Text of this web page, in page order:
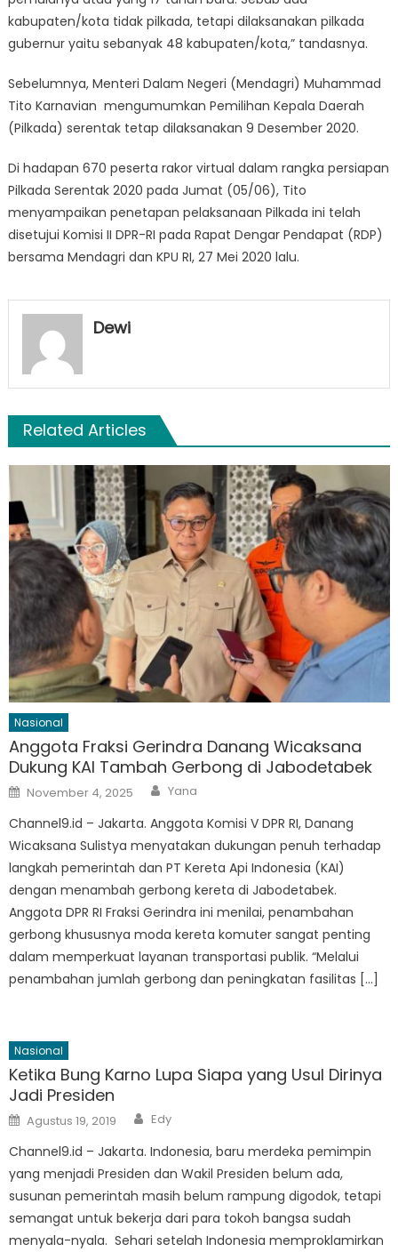
kabupaten/kota tidak pilkada, tetapi dilaksanakan pilkada
gubernur yaitu sebanyak 48 kabupaten/kota,” tandasnya.
Sebelumnya, Menteri Dalam Negeri (Mendagri) Muhammad
Tito Karnavian mengumumkan Pemilihan Kepala Daerah
(Pilkada) serentak tetap dilaksanakan 9 Desember 2020.
Di hadapan 670 peserta rakor virtual dalam rangka persiapan
Pilkada Serentak 2020 pada Jumat (05/06), Tito
menyampaikan penetapan pelaksanaan Pilkada ini telah
disetujui Komisi II DPR-RI pada Rapat Dengar Pendapat (RDP)
bersama Mendagri dan KPU RI, 27 Mei 2020 lalu.
Dewi
Related Articles
Nasional
Anggota Fraksi Gerindra Danang Wicaksana
Dukung KAI Tambah Gerbong di Jabodetabek
Posted
on
November 4, 2025 Author
Yana
Channel9.id – Jakarta. Anggota Komisi V DPR RI, Danang
Wicaksana Sulistya menyatakan dukungan penuh terhadap
langkah pemerintah dan PT Kereta Api Indonesia (KAI)
dengan menambah gerbong kereta di Jabodetabek.
Anggota DPR RI Fraksi Gerindra ini menilai, penambahan
gerbong khususnya moda kereta komuter sangat penting
dalam memperkuat layanan transportasi publik. “Melalui
penambahan jumlah gerbong dan peningkatan fasilitas […]
Nasional
Ketika Bung Karno Lupa Siapa yang Usul Dirinya
Jadi Presiden
Posted
on
Agustus 19, 2019 Author
Edy
Channel9.id – Jakarta. Indonesia, baru merdeka pemimpin
yang menjadi Presiden dan Wakil Presiden belum ada,
susunan pemerintah masih belum rampung digodok, tetapi
semangat untuk bekerja dari para tokoh bangsa sudah
menyala-nyala. Sehari setelah Indonesia memproklamirkan